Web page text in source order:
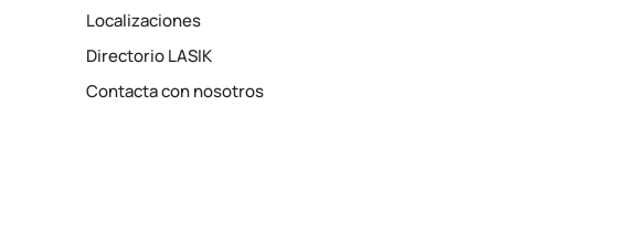
Localizaciones
Directorio LASIK
Contacta con nosotros